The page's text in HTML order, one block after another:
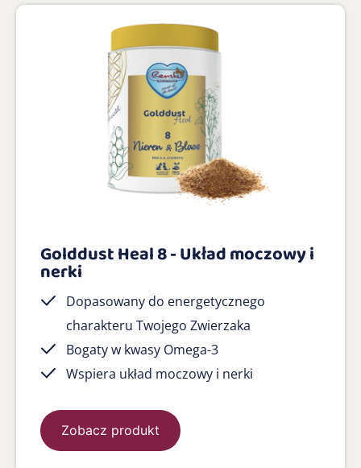
Golddust Heal 8 - Układ moczowy i
nerki
Dopasowany do energetycznego
charakteru Twojego Zwierzaka
Bogaty w kwasy Omega-3
Wspiera układ moczowy i nerki
Zobacz produkt